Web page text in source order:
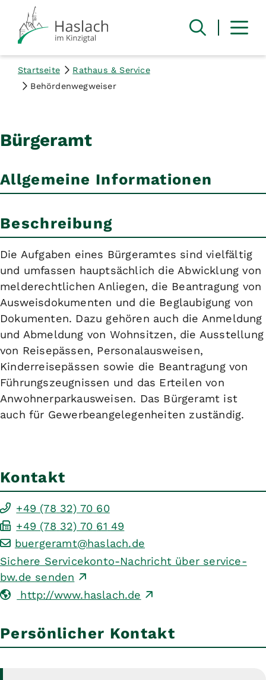
Startseite
Rathaus & Service
Behördenwegweiser
Bürgeramt
Allgemeine Informationen
Beschreibung
Die Aufgaben eines Bürgeramtes sind vielfältig
und umfassen hauptsächlich die Abwicklung von
melderechtlichen Anliegen, die Beantragung von
Ausweisdokumenten und die Beglaubigung von
Dokumenten. Dazu gehören auch die Anmeldung
und Abmeldung von Wohnsitzen, die Ausstellung
von Reisepässen, Personalausweisen,
Kinderreisepässen sowie die Beantragung von
Führungszeugnissen und das Erteilen von
Anwohnerparkausweisen. Das Bürgeramt ist
auch für Gewerbeangelegenheiten zuständig.
Kontakt
+49 (78 32) 70 60
+49 (78 32) 70 61 49
buergeramt@haslach.de
Sichere Servicekonto-Nachricht über service-
bw.de senden
http://www.haslach.de
Persönlicher Kontakt